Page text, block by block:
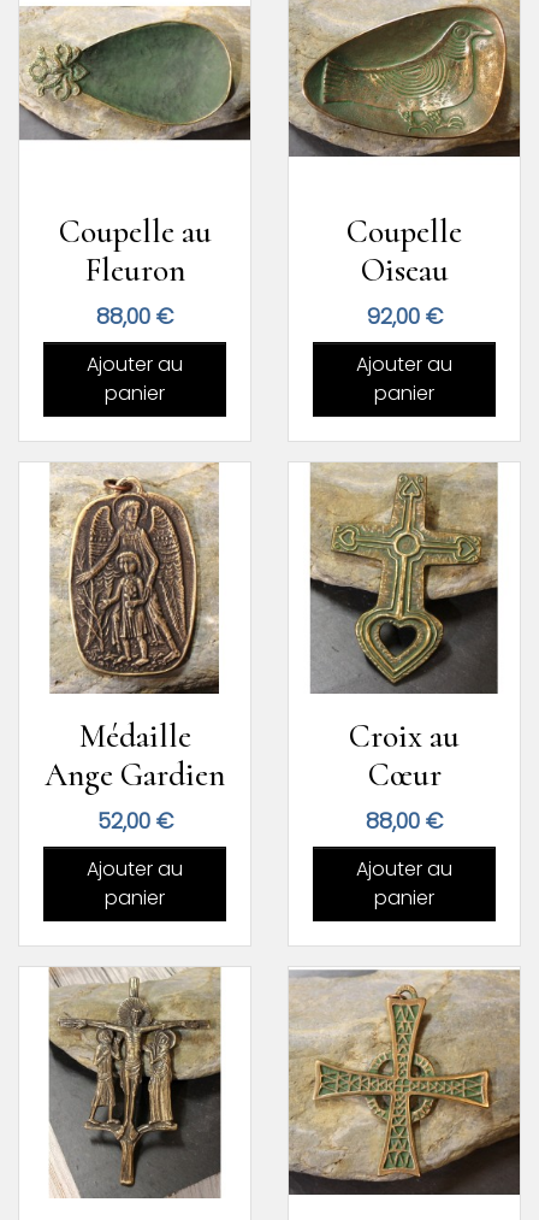
Coupelle au
Fleuron
Prix
88,00 €
Ajouter au
panier
Coupelle
Oiseau
Prix
92,00 €
Ajouter au
panier
Médaille
Ange Gardien
Prix
52,00 €
Ajouter au
panier
Croix au
Cœur
Prix
88,00 €
Ajouter au
panier